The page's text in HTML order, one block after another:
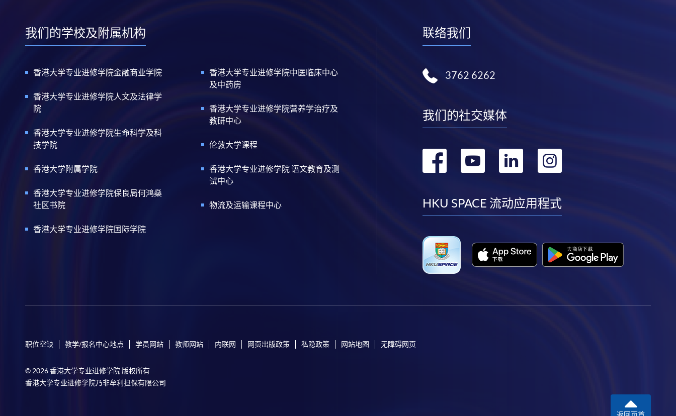
我们的学校及附属机构
香港大学专业进修学院金融商业学院
香港大学专业进修学院人文及法律学
院
香港大学专业进修学院生命科学及科
技学院
香港大学附属学院
香港大学专业进修学院保良局何鸿燊
社区书院
香港大学专业进修学院国际学院
香港大学专业进修学院中医临床中心
及中药房
香港大学专业进修学院营养学治疗及
教研中心
伦敦大学课程
香港大学专业进修学院 语文教育及测
试中心
物流及运输课程中心
联络我们
3762 6262
我们的社交媒体
转
facebook
转
youtube
转
linkedin
转
instagram
HKU SPACE 流动应用程式
职位空缺 教学/报名中心地点 学员网站 教师网站 内联网 网页出版政策 私隐政策 网站地图 无障碍网页
© 2026 香港大学专业进修学院 版权所有
香港大学专业进修学院乃非牟利担保有限公司